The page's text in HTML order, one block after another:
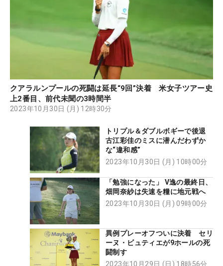
クアラルンプールの死闘は延長“9回”決着 米女子ツアー史
上2番目、前代未聞の3時間半
2023年10月30日 (月) 12時30分
トリプル＆ダブルボギーで後退
古江彩佳のミスに潜んだわずか
な“違和感”
2023年10月30日 (月) 10時00分
「勉強になった」 V逸の最終日、
畑岡奈紗は失速を糧に地元戦へ
2023年10月30日 (月) 09時00分
異例プレーオフついに決着 セリ
ーヌ・ビュティエが9ホールの死
闘制す
2023年10月29日 (日) 18時56分